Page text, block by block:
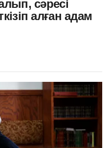
сәресі
алған адам